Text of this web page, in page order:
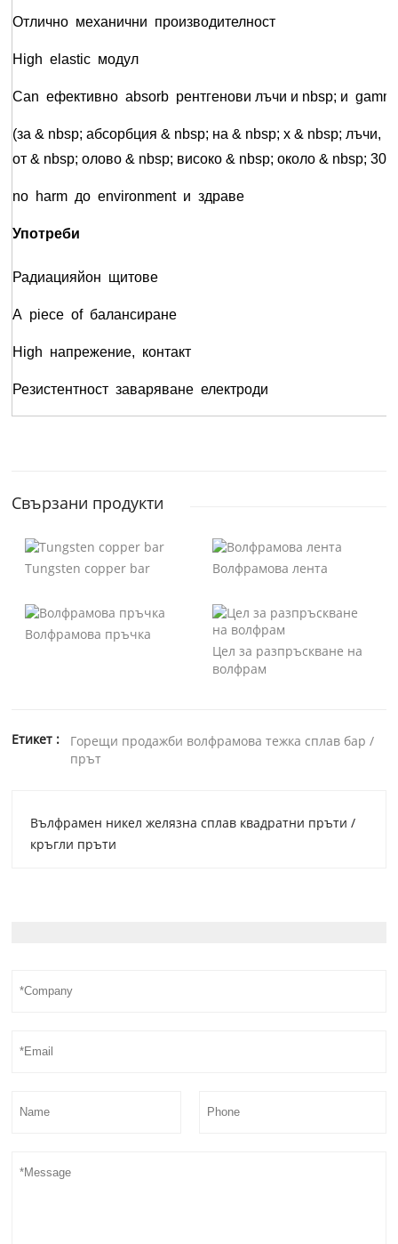
Отлично механични производителност
High elastic модул
Can ефективно absorb рентгенови лъчи и nbsp; и
(за & nbsp; абсорбция & nbsp; на & nbsp; x & nbsp; лъчи,
от & nbsp; олово & nbsp; високо & nbsp; около & nbsp;
no harm до environment и здраве
Употреби
Радиацияйон щитове
A piece of балансиране
High напрежение, контакт
Резистентност заваряване електроди
Свързани продукти
Tungsten copper bar Волфрамова лента
Волфрамова пръчка
Цел за разпръскване на
волфрам
Етикет :
Горещи продажби волфрамова тежка сплав бар /
прът
Вълфрамен никел желязна сплав квадратни пръти /
кръгли пръти